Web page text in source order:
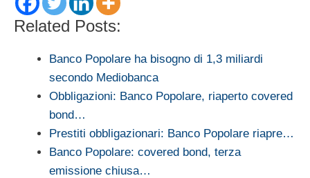
Related Posts:
Banco Popolare ha bisogno di 1,3 miliardi
secondo Mediobanca
Obbligazioni: Banco Popolare, riaperto covered
bond…
Prestiti obbligazionari: Banco Popolare riapre…
Banco Popolare: covered bond, terza
emissione chiusa…